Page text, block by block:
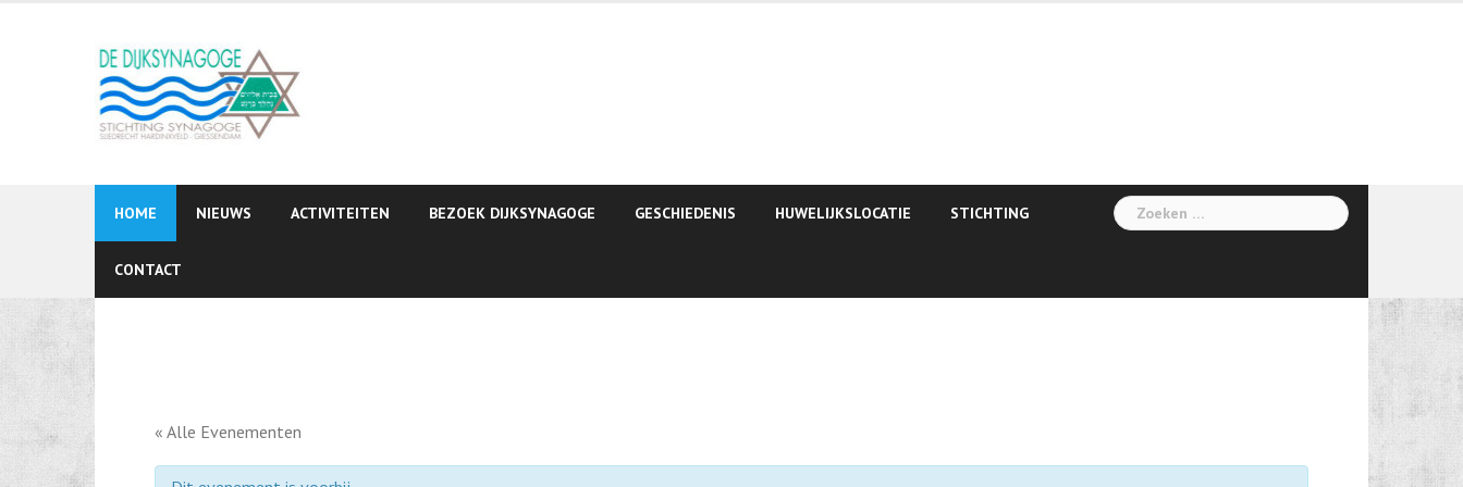
HOME NIEUWS ACTIVITEITEN BEZOEK DIJKSYNAGOGE GESCHIEDENIS HUWELIJKSLOCATIE STICHTING
CONTACT
Zoeken
naar:
« Alle Evenementen